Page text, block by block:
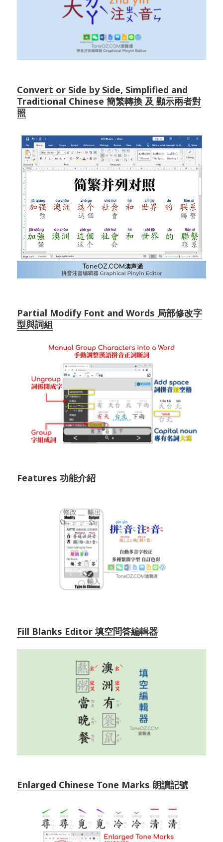
Convert or Side by Side, Simplified and
Traditional Chinese 簡繁轉換 及 顯示兩者對
照
Partial Modify Font and Words 局部修改字
型與詞組
Features 功能介紹
Fill Blanks Editor 填空問答編輯器
Enlarged Chinese Tone Marks 朗讀記號